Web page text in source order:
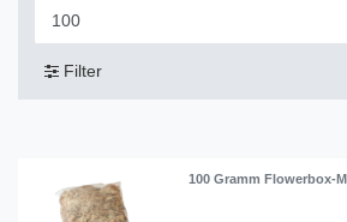
Filter
100 Gramm Flowerbox-